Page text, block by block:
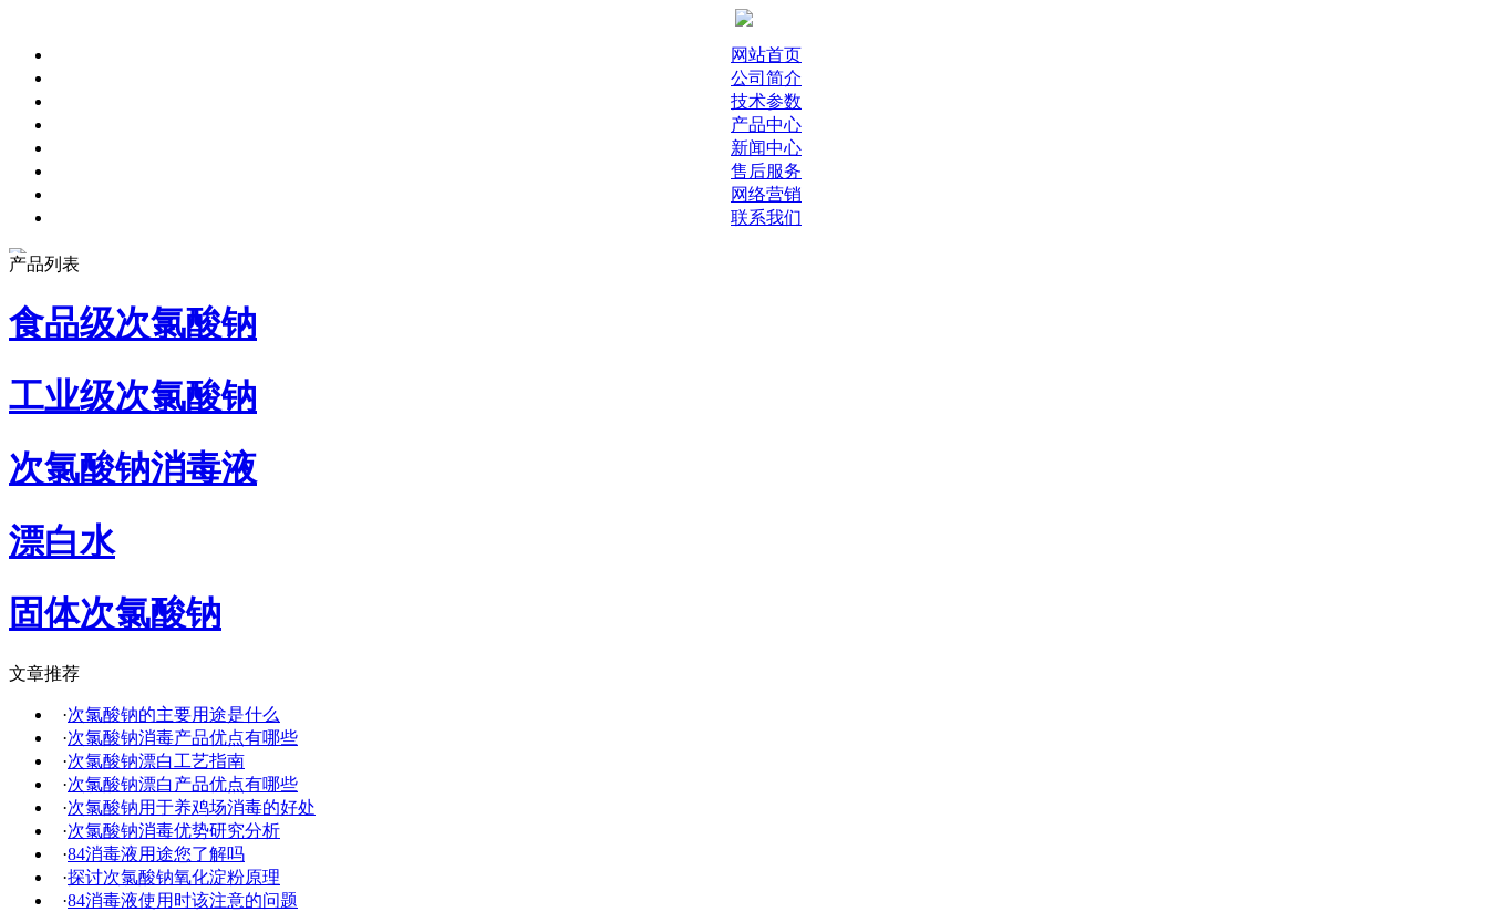
网站首页
公司简介
技术参数
产品中心
新闻中心
售后服务
网络营销
联系我们
产品列表
食品级次氯酸钠
工业级次氯酸钠
次氯酸钠消毒液
漂白水
固体次氯酸钠
文章推荐
·次氯酸钠的主要用途是什么
·次氯酸钠消毒产品优点有哪些
·次氯酸钠漂白工艺指南
·次氯酸钠漂白产品优点有哪些
·次氯酸钠用于养鸡场消毒的好处
·次氯酸钠消毒优势研究分析
·84消毒液用途您了解吗
·探讨次氯酸钠氧化淀粉原理
·84消毒液使用时该注意的问题